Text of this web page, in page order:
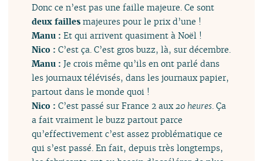
Donc ce n’est pas une faille majeure. Ce sont
deux failles majeures pour le prix d’une !
Manu :Et qui arrivent quasiment à Noël !
Nico :C’est ça. C’est gros buzz, là, sur décembre.
Manu :Je crois même qu’ils en ont parlé dans
les journaux télévisés, dans les journaux papier,
partout dans le monde quoi !
Nico :C’est passé sur France 2 aux20 heures. Ça
a fait vraiment le buzz partout parce
qu’effectivement c’est assez problématique ce
qui s’est passé. En fait, depuis très longtemps,